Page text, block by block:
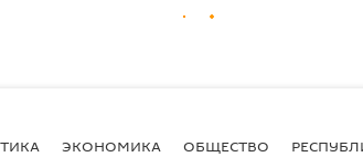
ЭКОНОМИКА ОБЩЕСТВО